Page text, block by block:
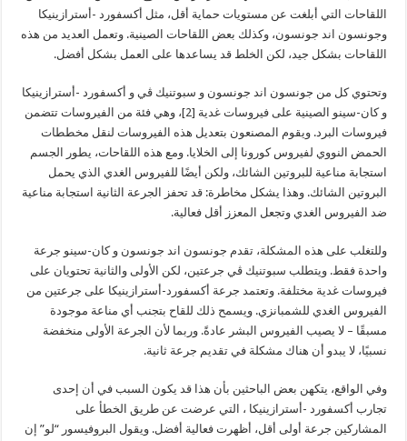
اللقاحات التي أبلغت عن مستويات حماية أقل، مثل أكسفورد -أسترازينيكا
وجونسون اند جونسون، وكذلك بعض اللقاحات الصينية. وتعمل العديد من هذه
اللقاحات بشكل جيد، لكن الخلط قد يساعدها على العمل بشكل أفضل.
وتحتوي كل من جونسون اند جونسون و سبوتنيك ڤي و أكسفورد -أسترازينيكا
و كان-سينو الصينية على فيروسات غدية [2]، وهي فئة من الفيروسات تتضمن
فيروسات البرد. ويقوم المصنعون بتعديل هذه الفيروسات لنقل مخططات
الحمض النووي لفيروس كورونا إلى الخلايا. ومع هذه اللقاحات، يطور الجسم
استجابة مناعية للبروتين الشائك، ولكن أيضًا للفيروس الغدي الذي يحمل
البروتين الشائك. وهذا يشكل مخاطرة: قد تحفز الجرعة الثانية استجابة مناعية
ضد الفيروس الغدي وتجعل المعزز أقل فعالية.
وللتغلب على هذه المشكلة، تقدم جونسون اند جونسون و كان-سينو جرعة
واحدة فقط. ويتطلب سبوتنيك ڤي جرعتين، لكن الأولى والثانية تحتويان على
فيروسات غدية مختلفة. وتعتمد جرعة أكسفورد-أسترازينيكا على جرعتين من
الفيروس الغدي للشمبانزي. ويسمح ذلك للقاح بتجنب أي مناعة موجودة
مسبقًا – لا يصيب الفيروس البشر عادةً. وربما لأن الجرعة الأولى منخفضة
نسبيًا، لا يبدو أن هناك مشكلة في تقديم جرعة ثانية.
وفي الواقع، يتكهن بعض الباحثين بأن هذا قد يكون السبب في أن إحدى
تجارب أكسفورد -أسترازينيكا ، التي عرضت عن طريق الخطأ على
المشاركين جرعة أولى أقل، أظهرت فعالية أفضل. ويقول البروفيسور “لو” إن